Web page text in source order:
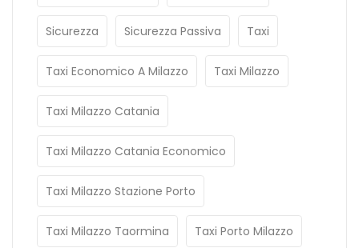
Sicurezza Sicurezza Passiva Taxi
Taxi Economico A Milazzo Taxi Milazzo
Taxi Milazzo Catania
Taxi Milazzo Catania Economico
Taxi Milazzo Stazione Porto
Taxi Milazzo Taormina Taxi Porto Milazzo